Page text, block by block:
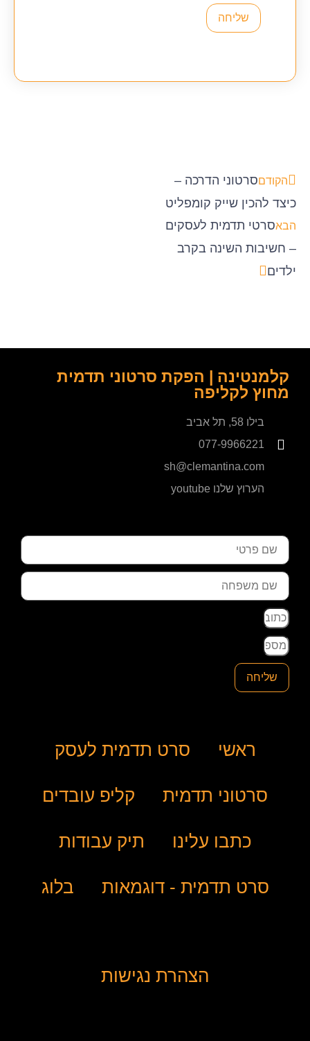
שליחה
הקודםסרטוני הדרכה –
כיצד להכין שייק קומפליט
הבאסרטי תדמית לעסקים
– חשיבות השינה בקרב
ילדים
קלמנטינה | הפקת סרטוני תדמית
מחוץ לקליפה
בילו 58, תל אביב
077-9966221
sh@clemantina.com
הערוץ שלנו youtube
שליחה
ראשי סרט תדמית לעסק
סרטוני תדמית קליפ עובדים
כתבו עלינו תיק עבודות
סרט תדמית - דוגמאות בלוג
הצהרת נגישות